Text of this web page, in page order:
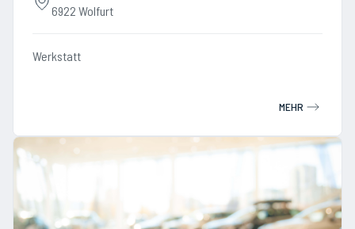
6922 Wolfurt
Werkstatt
MEHR